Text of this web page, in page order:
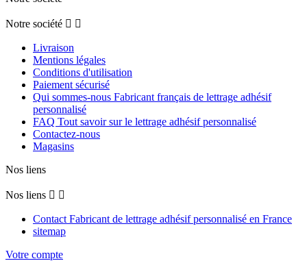
Notre société  
Livraison
Mentions légales
Conditions d'utilisation
Paiement sécurisé
Qui sommes-nous Fabricant français de lettrage adhésif
personnalisé
FAQ Tout savoir sur le lettrage adhésif personnalisé
Contactez-nous
Magasins
Nos liens
Nos liens  
Contact Fabricant de lettrage adhésif personnalisé en France
sitemap
Votre compte